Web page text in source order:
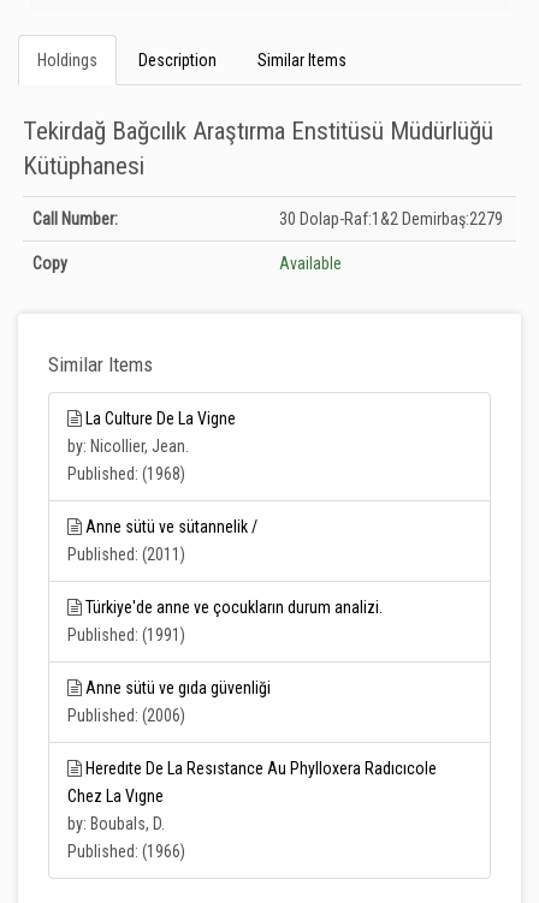
Holdings Description Similar Items
Tekirdağ Bağcılık Araştırma Enstitüsü Müdürlüğü
Kütüphanesi
Holdings details from Tekirdağ Bağcılık Araştırma Enstitüsü Müdürlüğü
Kütüphanesi: Unknown
Call Number: 30 Dolap-Raf:1&2 Demirbaş:2279
Copy Available
Similar Items
La Culture De La Vigne
by: Nicollier, Jean.
Published: (1968)
Anne sütü ve sütannelik /
Published: (2011)
Türkiye'de anne ve çocukların durum analizi.
Published: (1991)
Anne sütü ve gıda güvenliği
Published: (2006)
Heredıte De La Resıstance Au Phylloxera Radıcıcole
Chez La Vıgne
by: Boubals, D.
Published: (1966)